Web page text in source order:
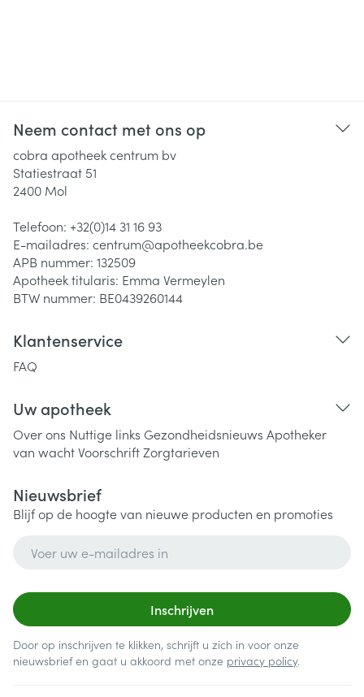
Neem contact met ons op
cobra apotheek centrum bv
Statiestraat 51
2400 Mol
Telefoon: +32(0)14 31 16 93
E-mailadres: centrum@apotheekcobra.be
APB nummer: 132509
Apotheek titularis: Emma Vermeylen
BTW nummer: BE0439260144
Klantenservice
FAQ
Uw apotheek
Over ons Nuttige links Gezondheidsnieuws Apotheker
van wachtVoorschriftZorgtarieven
Nieuwsbrief
Blijf op de hoogte van nieuwe producten en promoties
Inschrijven
Door op inschrijven te klikken, schrijft u zich in voor onze
nieuwsbrief en gaat u akkoord met onze privacy policy.